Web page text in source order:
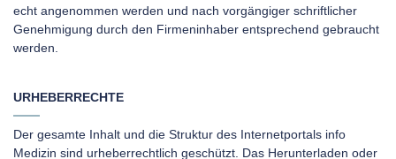
echt angenommen werden und nach vorgängiger schriftlicher
Genehmigung durch den Firmeninhaber entsprechend gebraucht
werden.
URHEBERRECHTE
Der gesamte Inhalt und die Struktur des Internetportals info
Medizin sind urheberrechtlich geschützt. Das Herunterladen oder